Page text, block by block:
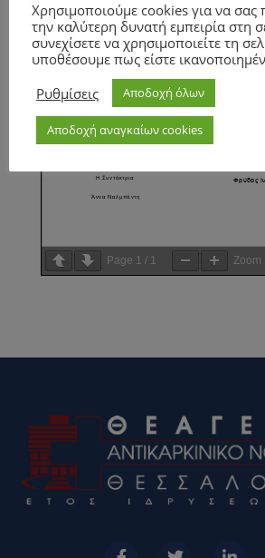
Page 1 / 1 Zoom
Χρησιμοποιούμε cookies για να
την καλύτερη δυνατή εμπειρία στη
συνεχίσετε να χρησιμοποιείτε τη
υποθέσουμε πως είστε
Ρυθμίσεις
Αποδοχή όλων
Αποδοχή αναγκαίων cookies